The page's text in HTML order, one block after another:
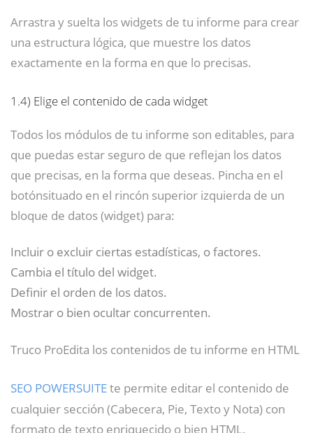
Arrastra y suelta los widgets de tu informe para crear
una estructura lógica, que muestre los datos
exactamente en la forma en que lo precisas.
1.4) Elige el contenido de cada widget
Todos los módulos de tu informe son editables, para
que puedas estar seguro de que reflejan los datos
que precisas, en la forma que deseas. Pincha en el
botónsituado en el rincón superior izquierda de un
bloque de datos (widget) para:
Incluir o excluir ciertas estadísticas, o factores.
Cambia el título del widget.
Definir el orden de los datos.
Mostrar o bien ocultar concurrenten.
Truco ProEdita los contenidos de tu informe en HTML
SEO POWERSUITEte permite editar el contenido de
cualquier sección (Cabecera, Pie, Texto y Nota) con
formato de texto enriquecido o bien HTML.